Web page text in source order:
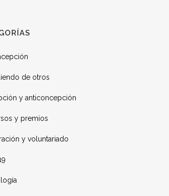
de otros
y anticoncepción
y premios
y voluntariado